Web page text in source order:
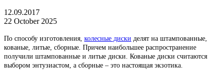
12.09.2017
22 October 2025
По способу изготовления, колесные диски делят на штампованные,
кованые, литые, сборные. Причем наибольшее распространение
получили штампованные и литые диски. Кованые диски считаются
выбором энтузиастом, а сборные – это настоящая экзотика.